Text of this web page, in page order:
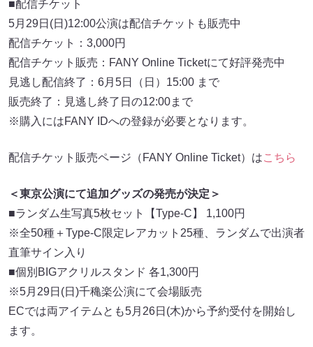
■配信チケット
5月29日(日)12:00公演は配信チケットも販売中
配信チケット：3,000円
配信チケット販売：FANY Online Ticketにて好評発売中
見逃し配信終了：6月5日（日）15:00 まで
販売終了：見逃し終了日の12:00まで
※購入にはFANY IDへの登録が必要となります。
配信チケット販売ページ（FANY Online Ticket）はこちら
＜東京公演にて追加グッズの発売が決定＞
■ランダム生写真5枚セット【Type-C】 1,100円
※全50種＋Type-C限定レアカット25種、ランダムで出演者
直筆サイン入り
■個別BIGアクリルスタンド 各1,300円
※5月29日(日)千穐楽公演にて会場販売
ECでは両アイテムとも5月26日(木)から予約受付を開始し
ます。